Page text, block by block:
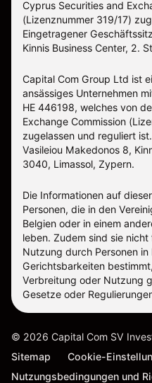
Cyprus Securities and
(Lizenznummer 319/17)
Eingetragener
Kinnis Business Center, 2.
Capital Com Group Ltd ist
ansässiges Unternehmen
ΗΕ 446198, welches von
Exchange Commission
zugelassen und reguliert
Vasileiou Makedonos 8,
3040, Limassol, Zypern.
Die Informationen auf
Personen, die in den
Belgien oder in einem
leben. Zudem sind sie
Nutzung durch Personen
Gerichtsbarkeiten
Verbreitung oder Nutzung
Gesetze oder
© 2026 Capital Com SV
Sitemap
Cookie-
Nutzungsbedingungen und